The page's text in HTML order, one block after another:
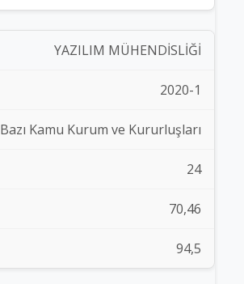
YAZILIM MÜHENDİSLİĞİ
2020-1
Bazı Kamu Kurum ve Kururluşları
24
70,46
94,5